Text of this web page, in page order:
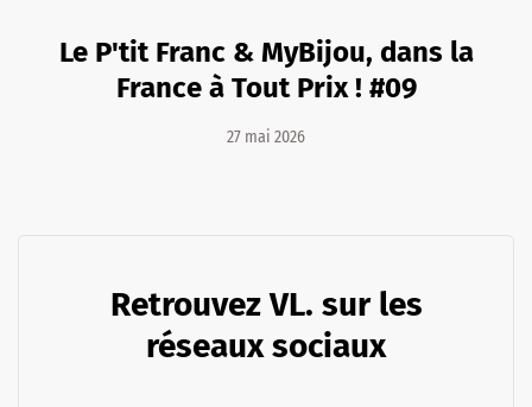
Le P'tit Franc & MyBijou, dans la
France à Tout Prix ! #09
27 mai 2026
Retrouvez VL. sur les
réseaux sociaux